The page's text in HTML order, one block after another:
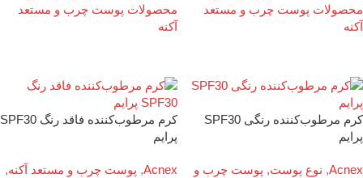
محصولات پوست چرب و مستعد
آکنه
محصولات پوست چرب و مستعد
آکنه
کرم مرطوب‌کننده رنگی SPF30
پرایم
Acnex
, نوع پوست, پوست چرب و
کرم مرطوب‌کننده فاقد رنگ SPF30
پرایم
Acnex
, پوست چرب و مستعد آکنه,